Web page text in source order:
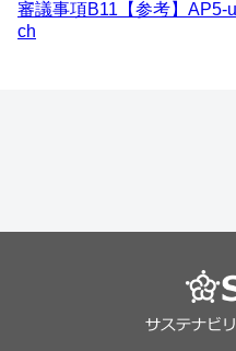
審議事項B11【参考】AP5-
ch